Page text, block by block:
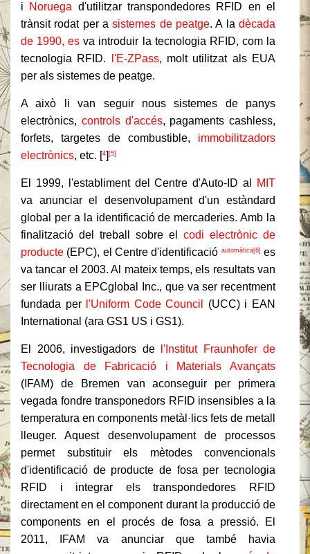
i Noruega d'utilitzar transpondedores RFID en el
trànsit rodat per asistemes de peatge. A ladècada
de 1990, es va introduir la tecnologia RFID, com la
tecnologia RFID.
l'E-ZPass, molt utilitzat als EUA
per als sistemes de peatge.
A això li van seguir nous sistemes de panys
electrònics, controls d'accés, pagaments cashless,
forfets, targetes de combustible, immobilitzadors
electrònics, etc. [4] [5]
El 1999, l'establiment del Centre d'Auto-ID al
MIT
va anunciar el desenvolupament d'un estàndard
global per a la identificació de mercaderies. Amb la
finalització del treball sobre el codi electrònic de
producte (EPC), el Centre d'identificació automàtica[6] es
va tancar el 2003. Al mateix temps, els resultats van
ser lliurats a EPCglobal Inc., que va ser recentment
fundada per l'Uniform Code Council
(UCC) i EAN
International (ara GS1 US i GS1).
El 2006, investigadors de
l'Institut Fraunhofer de
Tecnologia de Fabricació i Materials Avançats
(IFAM) de Bremen van aconseguir per primera
vegada fondre transponedors RFID insensibles a la
temperatura en components metàl·lics fets de metall
lleuger. Aquest desenvolupament de processos
permet substituir els mètodes convencionals
d'identificació de producte de fosa per tecnologia
RFID i integrar els transpondedores RFID
directament en el component durant la producció de
components en el procés de fosa a pressió. El
2011, IFAM va anunciar que també havia